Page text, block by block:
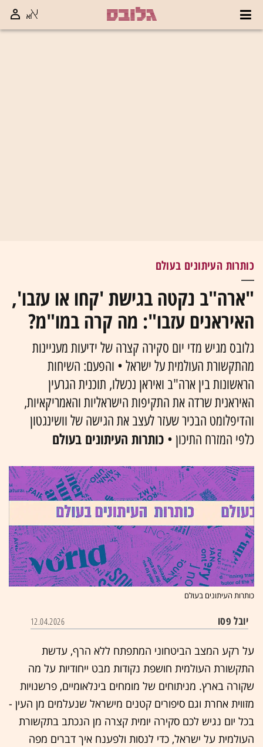
כותרות העיתונים בעולם
"ארה"ב נקטה בגישת 'קחו או עזבו',
האיראנים עזבו": מה קרה במו"מ?
גלובס מגיש מדי יום סקירה קצרה של ידיעות מעניינות
מהתקשורת העולמית על ישראל • והפעם: השיחות
הראשונות בין ארה"ב ואיראן נכשלו, תוכנית הגרעין
האיראנית שרדה את התקיפות הישראליות והאמריקאיות,
והדיפלומט הבכיר שעזר לעצב את הגישה של וושינגטון
כלפי המזרח התיכון • כותרות העיתונים בעולם
כותרות העיתונים בעולם
יובל פסו 12.04.2026
על רקע המצב הביטחוני המתפתח ללא הרף, עדשת
התקשורת העולמית חושפת נקודות מבט ייחודיות על מה
שקורה בארץ. מניתוחים של מומחים בינלאומיים, פרשנויות
מזווית אחרת וגם סיפורים קטנים מישראל שנעלמים מן העין -
בכל יום נגיש לכם סקירה יומית קצרה מן הנכתב בתקשורת
העולמית על ישראל, כדי לנסות ולפענח איך דברים מפה